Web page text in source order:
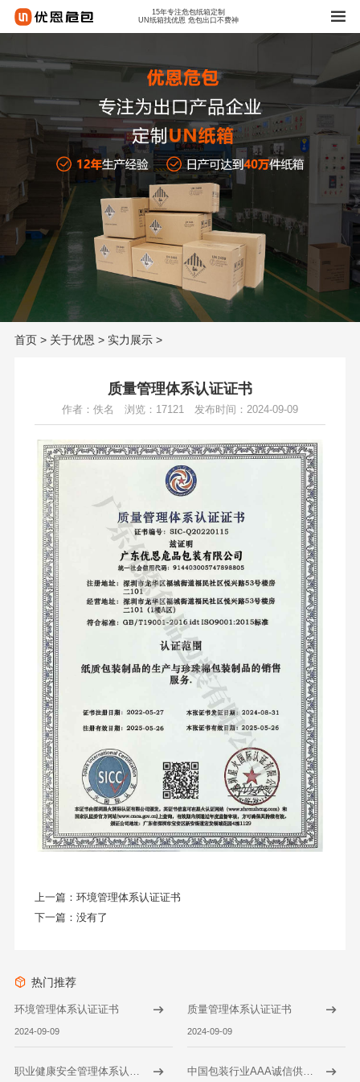
15年专注危包纸箱定制
UN纸箱找优恩 危包出口不费神
首页> 关于优恩 > 实力展示>
质量管理体系认证证书
作者：佚名 浏览：17121 发布时间：2024-09-09
上一篇： 环境管理体系认证证书
下一篇：没有了
热门推荐
环境管理体系认证证书
2024-09-09
质量管理体系认证证书
2024-09-09
职业健康安全管理体系认证证书 中国包装行业AAA诚信供应商